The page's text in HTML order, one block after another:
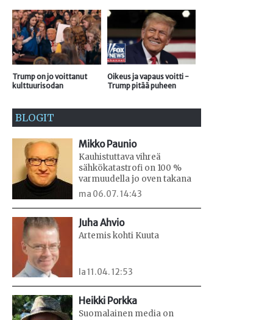
Trump on jo voittanut
kulttuurisodan
Oikeus ja vapaus voitti -
Trump pitää puheen
BLOGIT
Mikko Paunio
Kauhistuttava vihreä
sähkökatastrofi on 100 %
varmuudella jo oven takana
ma 06.07. 14:43
Juha Ahvio
Artemis kohti Kuuta
la 11.04. 12:53
Heikki Porkka
Suomalainen media on